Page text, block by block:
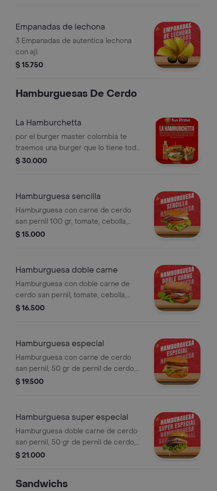
Empanadas de lechona
3 Empanadas de autentica lechona
con aji.
$ 15.750
Hamburguesas De Cerdo
La Hamburchetta
por el burger master colombia te
traemos una burger que lo tiene todo
carne de cerdo artesanal queso
crocante que suena al morder esto
no es una hamburguesa es una
experiencia
$ 30.000
Hamburguesa sencilla
Hamburguesa con carne de cerdo
san pernil 100 gr, tomate, cebolla,
lechuga y queso.
$ 15.000
Hamburguesa doble carne
Hamburguesa con doble carne de
cerdo san pernil, tomate, cebolla,
lechuga y queso.
$ 16.500
Hamburguesa especial
Hamburguesa con carne de cerdo
san pernil, 50 gr de pernil de cerdo,
50 gr de jamón de pavo, tomate,
$ 19.500
Hamburguesa super especial
Hamburguesa doble carne de cerdo
san pernil, 50 gr de pernil de cerdo,
50 gr de jamón de pavo, tomate,
$ 21.000
Sandwichs